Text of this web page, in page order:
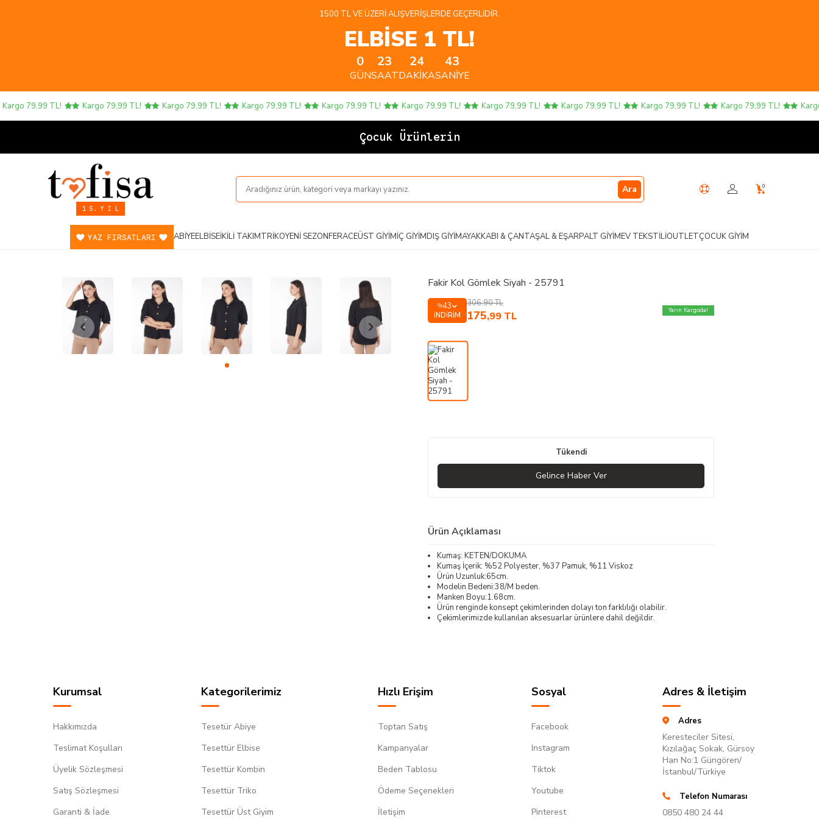
1500 TL VE ÜZERI ALIŞVERIŞLERDE GEÇERLIDIR.
ELBİSE 1 TL!
0
GÜN
23
SAAT
24
DAKIKA
43
SANIYE
79,99 TL! Kargo 79,99 TL! Kargo 79,99 TL! Kargo 79,99 TL! Kargo 79,99 TL! Kargo 79,99 TL! Kargo 79,99 TL! Kargo 79,99 TL! Kargo 79,99 TL! Kargo 79,99 TL! Kargo
Çocuk Ürünlerinde 4
1 5. Y I L
Ara 0
YAZ FIRSATLARI ABIYEELBISEİKILI TAKIMTRIKOYENI SEZONFERACEÜST GIYIMİÇ GIYIMDIŞ GIYIMAYAKKABI & ÇANTAŞAL & EŞARPALT GIYIMEV TEKSTILIOUTLETÇOCUK GIYIM
Fakir Kol Gömlek Siyah - 25791
%43
İNDIRIM
306,90TL
175,99 TL Yarın Kargoda!
Tükendi
Gelince Haber Ver
Ürün Açıklaması
Kumaş: KETEN/DOKUMA
Kumaş İçerik: %52 Polyester, %37 Pamuk, %11 Viskoz
Ürün Uzunluk:65cm.
Modelin Bedeni:38/M beden.
Manken Boyu:1.68cm.
Ürün renginde konsept çekimlerinden dolayı ton farklılığı olabilir.
Çekimlerimizde kullanılan aksesuarlar ürünlere dahil değildir.
Kurumsal
Hakkımızda
Teslimat Koşulları
Üyelik Sözleşmesi
Satış Sözleşmesi
Garanti & İade
Kategorilerimiz
Tesetür Abiye
Tesettür Elbise
Tesettür Kombin
Tesettür Triko
Tesettür Üst Giyim
Hızlı Erişim
Toptan Satış
Kampanyalar
Beden Tablosu
Ödeme Seçenekleri
İletişim
Sosyal
Facebook
Instagram
Tiktok
Youtube
Pinterest
Adres & İletişim
Adres
Keresteciler Sitesi,
Kızılağaç Sokak, Gürsoy
Han No:1 Güngören/
İstanbul/Türkiye
Telefon Numarası
0850 480 24 44